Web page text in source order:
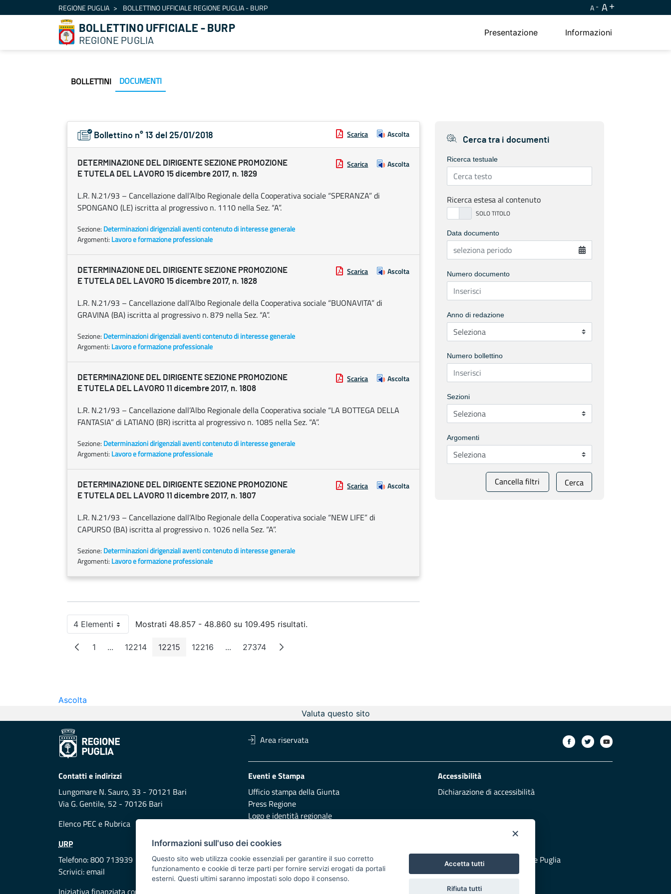
Salta al contenutoREGIONE PUGLIA BOLLETTINO UFFICIALE REGIONE PUGLIA - BURP A A
BOLLETTINO UFFICIALE - BURP
REGIONE PUGLIA
Presentazione Informazioni
BOLLETTINI DOCUMENTI
Bollettino n° 13 del 25/01/2018 Scarica Ascolta
DETERMINAZIONE DEL DIRIGENTE SEZIONE PROMOZIONE
E TUTELA DEL LAVORO 15 dicembre 2017, n. 1829
Scarica Ascolta
L.R. N.21/93 – Cancellazione dall’Albo Regionale della Cooperativa sociale “SPERANZA” di
SPONGANO (LE) iscritta al progressivo n. 1110 nella Sez. “A”.
Sezione: Determinazioni dirigenziali aventi contenuto di interesse generale
Argomenti: Lavoro e formazione professionale
DETERMINAZIONE DEL DIRIGENTE SEZIONE PROMOZIONE
E TUTELA DEL LAVORO 15 dicembre 2017, n. 1828
Scarica Ascolta
L.R. N.21/93 – Cancellazione dall’Albo Regionale della Cooperativa sociale “BUONAVITA” di
GRAVINA (BA) iscritta al progressivo n. 879 nella Sez. “A”.
Sezione: Determinazioni dirigenziali aventi contenuto di interesse generale
Argomenti: Lavoro e formazione professionale
DETERMINAZIONE DEL DIRIGENTE SEZIONE PROMOZIONE
E TUTELA DEL LAVORO 11 dicembre 2017, n. 1808
Scarica Ascolta
L.R. N.21/93 – Cancellazione dall’Albo Regionale della Cooperativa sociale “LA BOTTEGA DELLA
FANTASIA” di LATIANO (BR) iscritta al progressivo n. 1085 nella Sez. “A”.
Sezione: Determinazioni dirigenziali aventi contenuto di interesse generale
Argomenti: Lavoro e formazione professionale
DETERMINAZIONE DEL DIRIGENTE SEZIONE PROMOZIONE
E TUTELA DEL LAVORO 11 dicembre 2017, n. 1807
Scarica Ascolta
L.R. N.21/93 – Cancellazione dall’Albo Regionale della Cooperativa sociale “NEW LIFE” di
CAPURSO (BA) iscritta al progressivo n. 1026 nella Sez. “A”.
Sezione: Determinazioni dirigenziali aventi contenuto di interesse generale
Argomenti: Lavoro e formazione professionale
4 ElementiPer paginaMostrati 48.857 - 48.860 su 109.495 risultati.
Pagina
1 ...Pagine intermedie
Pagina
12214 Pagina
12215 Pagina
12216 ...Pagine intermedie
Pagina
27374
Cerca tra i documenti
Ricerca testuale
Ricerca estesa al contenuto
Data documento
Numero documento
Anno di redazione
Numero bollettino
Sezioni
Argomenti
Cancella filtri Cerca
Ascolta
Valuta questo sito
Area riservata
Contatti e indirizzi
Lungomare N. Sauro, 33 - 70121 Bari
Via G. Gentile, 52 - 70126 Bari
Elenco PEC e Rubrica
Eventi e Stampa
Ufficio stampa della Giunta
Press Regione
Logo e identità regionale
Accessibilità
Dichiarazione di accessibilità
URP
Telefono: 800 713939
Scrivici:email
Redazione
Presentazione
Responsabili di pubblicazione
Vai al sito di Protezione Civile Puglia
Iniziativa finanziata con risorse del POR Puglia 2014/2020 - Asse XI
×
Informazioni sull'uso dei cookies
Questo sito web utilizza cookie essenziali per garantire il suo corretto
funzionamento e cookie di terze parti per fornire servizi erogati da portali
esterni. Questi ultimi saranno impostati solo dopo il consenso.
Accetta tutti
Rifiuta tutti